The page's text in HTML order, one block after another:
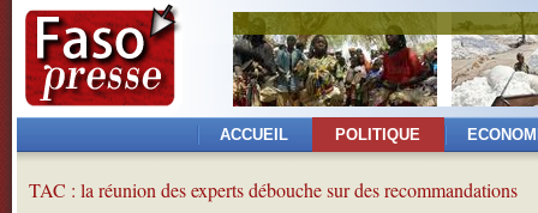
ACCUEIL POLITIQUE
TAC : la réunion des experts débouche sur des recommandations